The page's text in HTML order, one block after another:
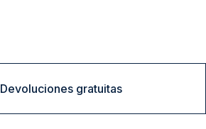
Devoluciones gratuitas